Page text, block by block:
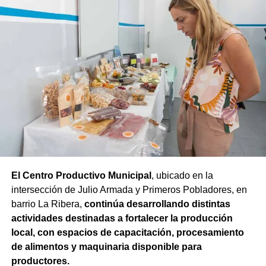
El Fondo Compensador nació a partir de este trabajo
conjunto entre los productores y el Estado provincial que
conforman el Ente del Granizo: por cada peso aportado
otro peso. De esta manera, los establecimientos
adheridos que registran daños pueden acceder a
recursos para completar la cosecha y cubrir parte del
capital de trabajo de la siguiente etapa productiva.
En esta temporada,cerca de 120 productores
adheridos al sistema declararon daños sobre
El Centro Productivo Municipal , ubicado en la
intersección de Julio Armada y Primeros Pobladores, en
barrio La Ribera, continúa desarrollando distintas
actividades destinadas a fortalecer la producción
local, con espacios de capacitación, procesamiento
de alimentos y maquinaria disponible para
productores.